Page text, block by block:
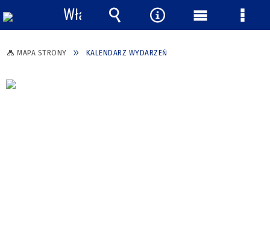
MAPA STRONY KALENDARZ WYDARZEŃ
Włącz
powiadomienia
Wyszukiwarka
Narzędzia
Menu Menu